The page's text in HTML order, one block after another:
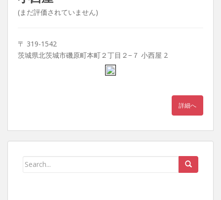
(まだ評価されていません)
〒 319-1542
茨城県北茨城市磯原町本町２丁目２−７ 小西屋 2
詳細へ